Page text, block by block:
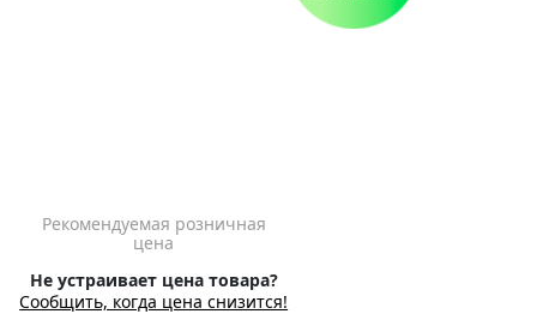
Рекомендуемая розничная
цена
Не устраивает цена товара?
Сообщить, когда цена снизится!